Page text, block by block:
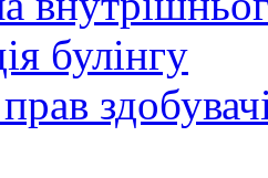
булінгу